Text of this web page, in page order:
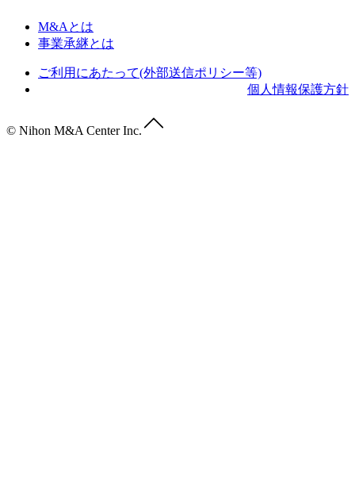
M&Aとは
事業承継とは
ご利用にあたって(外部送信ポリシー等)
個人情報保護方針
© Nihon M&A Center Inc.